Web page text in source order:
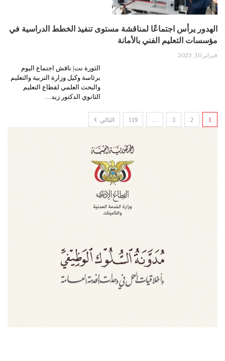
الهدور يرأس اجتماعًا لمناقشة مستوى تنفيذ الخطط الدراسية في
مؤسسات التعليم الفني بالأمانة
فبراير 10, 2025
الثورة نت| ناقش اجتماع اليوم
برئاسة وكيل وزارة التربية والتعليم
والبحث العلمي لقطاع التعليم
الثانوي الدكتور زيد…
1
2
3
…
119 التالي